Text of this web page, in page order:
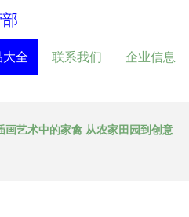
大全 联系我们 企业信息
画艺术中的家禽 从农家田园到创意